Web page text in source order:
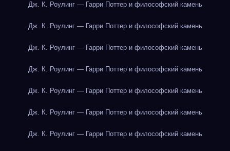
Дж. К. Роулинг — Гарри Поттер и философский камень
Дж. К. Роулинг — Гарри Поттер и философский камень
Дж. К. Роулинг — Гарри Поттер и философский камень
Дж. К. Роулинг — Гарри Поттер и философский камень
Дж. К. Роулинг — Гарри Поттер и философский камень
Дж. К. Роулинг — Гарри Поттер и философский камень
Дж. К. Роулинг — Гарри Поттер и философский камень